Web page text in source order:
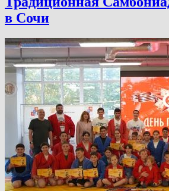
в Сочи